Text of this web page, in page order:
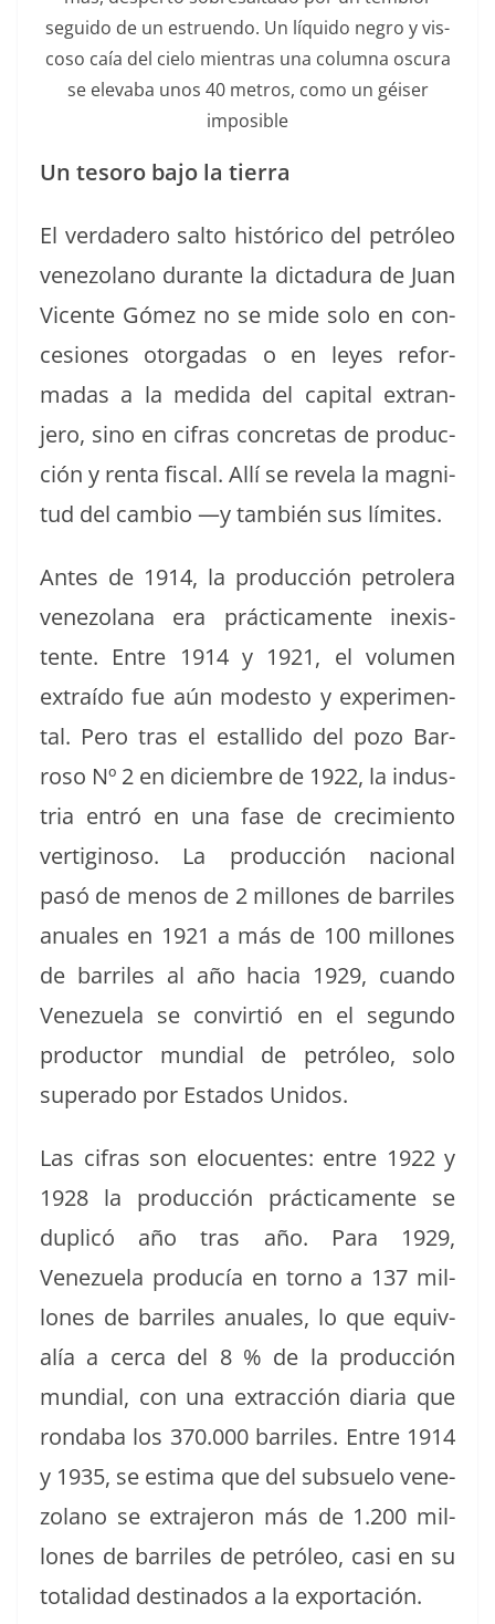
segui­do de un estru­en­do. Un líqui­do negro y vis­
coso caía del cielo mien­tras una colum­na oscu­ra
se elev­a­ba unos 40 met­ros, como un géis­er
imposible
Un tesoro bajo la tierra
El ver­dadero salto históri­co del petróleo
vene­zolano durante la dic­tadu­ra de Juan
Vicente Gómez no se mide solo en con­
ce­siones otor­gadas o en leyes refor­
madas a la medi­da del cap­i­tal extran­
jero, sino en cifras conc­re­tas de pro­duc­
ción y renta fis­cal. Allí se rev­ela la mag­ni­
tud del cam­bio —y tam­bién sus límites.
Antes de 1914, la pro­duc­ción petrol­era
vene­zolana era prác­ti­ca­mente inex­is­
tente. Entre 1914 y 1921, el vol­u­men
extraí­do fue aún modesto y exper­i­men­
tal. Pero tras el estal­li­do del pozo Bar­
roso Nº 2 en diciem­bre de 1922, la indus­
tria entró en una fase de crec­imien­to
ver­tig­i­noso. La pro­duc­ción nacional
pasó de menos de 2 mil­lones de bar­riles
anuales en 1921 a más de 100 mil­lones
de bar­riles al año hacia 1929, cuan­do
Venezuela se con­vir­tió en el segun­do
pro­duc­tor mundi­al de petróleo, solo
super­a­do por Esta­dos Unidos.
Las cifras son elocuentes: entre 1922 y
1928 la pro­duc­ción prác­ti­ca­mente se
duplicó año tras año. Para 1929,
Venezuela pro­ducía en torno a 137 mil­
lones de bar­riles anuales, lo que equiv­
alía a cer­ca del 8 % de la pro­duc­ción
mundi­al, con una extrac­ción diaria que
rond­a­ba los 370.000 bar­riles. Entre 1914
y 1935, se esti­ma que del sub­sue­lo vene­
zolano se extra­jeron más de 1.200 mil­
lones de bar­riles de petróleo, casi en su
total­i­dad des­ti­na­dos a la exportación.